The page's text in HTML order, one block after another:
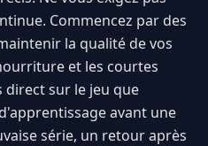
Commencez par des
la qualité de vos
et les courtes
direct sur le jeu que
avant une
série, un retour après